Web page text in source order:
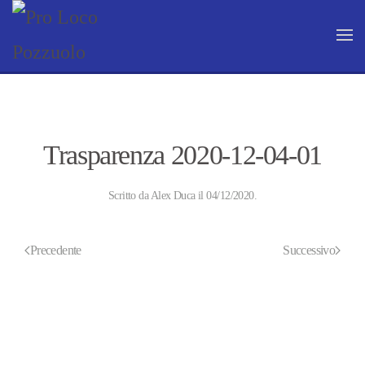
Skip to main content
Trasparenza 2020-12-04-01
Scritto daAlex Ducail04/12/2020.
Precedente Successivo